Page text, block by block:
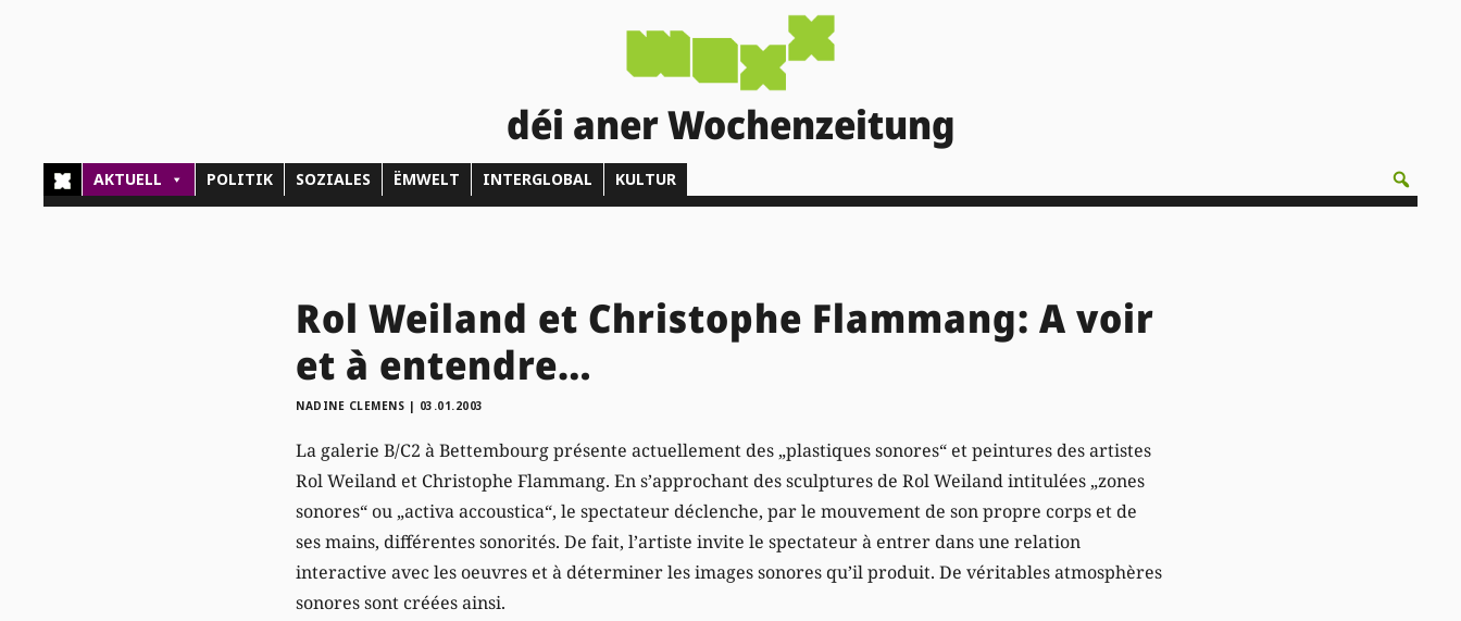
déi aner Wochenzeitung
AKTUELL POLITIK SOZIALES ËMWELT INTERGLOBAL KULTUR
Rol Weiland et Christophe Flammang: A voir
et à entendre…
NADINE CLEMENS | 03.01.2003
La galerie B/C2 à Bettembourg présente actuellement des „plastiques sonores“ et peintures des artistes
Rol Weiland et Christophe Flammang. En s’approchant des sculptures de Rol Weiland intitulées „zones
sonores“ ou „activa accoustica“, le spectateur déclenche, par le mouvement de son propre corps et de
ses mains, différentes sonorités. De fait, l’artiste invite le spectateur à entrer dans une relation
interactive avec les oeuvres et à déterminer les images sonores qu’il produit. De véritables atmosphères
sonores sont créées ainsi.